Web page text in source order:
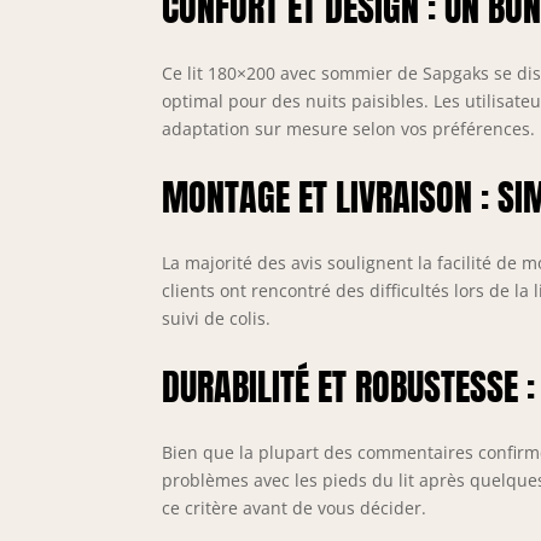
Ce lit 180×200 avec sommier de Sapgaks se
optimal pour des nuits paisibles. Les
adaptation sur mesure selon vos préférences.
MONTAGE ET LIVRAISON :
La majorité des avis soulignent la facilité de
clients ont rencontré des difficultés lors de la
suivi de colis.
DURABILITÉ ET ROBUSTESSE
Bien que la plupart des commentaires
problèmes avec les pieds du lit après
ce critère avant de vous décider.